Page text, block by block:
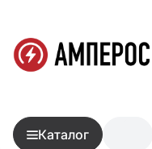
Каталог